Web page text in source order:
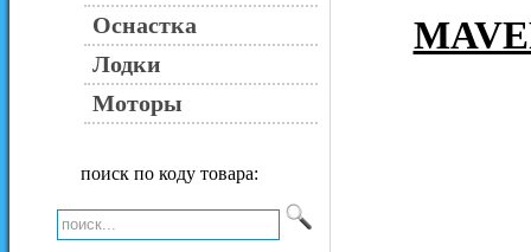
Оснастка
Лодки
Моторы
поиск по коду товара: